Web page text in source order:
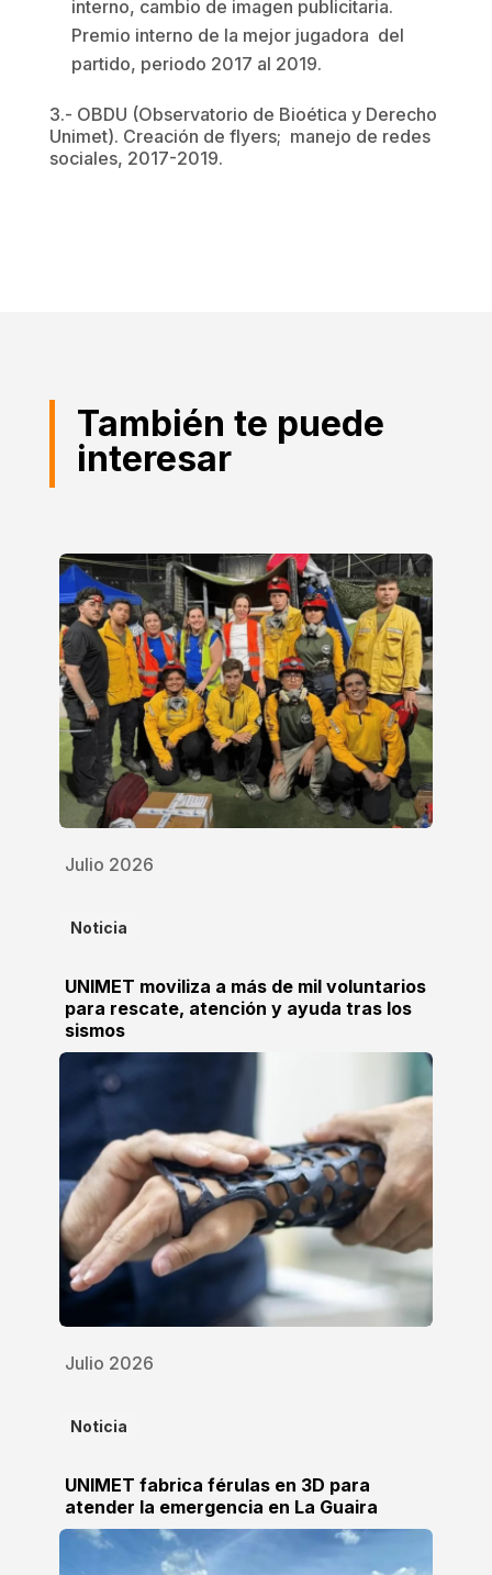
interno, cambio de imagen publicitaria.
Premio interno de la mejor jugadora del
partido, periodo 2017 al 2019.
3.- OBDU (Observatorio de Bioética y Derecho
Unimet). Creación de flyers; manejo de redes
sociales, 2017-2019.
También te puede
interesar
Julio 2026
Noticia
UNIMET moviliza a más de mil voluntarios
para rescate, atención y ayuda tras los
sismos
Julio 2026
Noticia
UNIMET fabrica férulas en 3D para
atender la emergencia en La Guaira